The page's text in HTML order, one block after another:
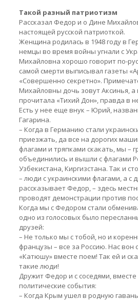
Такой разный патриотизм
Рассказал Федор и о Дине
настоящей русской патриоткой.
Женщина родилась в 1948 году в
немцы во время войны угнали с
Михайловна хорошо говорит по-
самой смерти выписывал газеты
«Совершенно секретно».
Михайловны дочь зовут Аксинья, а
прочитала «Тихий Дон», правда в
Есть у нее еще внук – Юрий,
Гагарина.
– Когда в Германию стали
приезжать, да все на дорогих
флагами и тряпками скакать, мы –
объединились и вышли с флагами
Узбекистана, Киргизстана. Так и
– люди с украинскими флагами, а с
рассказывает Федор, – здесь
проводят демонстрации против
Когда мы с Федором стали
одно из голосовых было
друзей:
– Не только мы с тобой, но и
французы – все за Россию. Нас вон
«Катюшу» вместе поем! Так ей и
такие люди!
Дружит Федор и с соседями,
политические события:
– Когда Крым ушел в родную